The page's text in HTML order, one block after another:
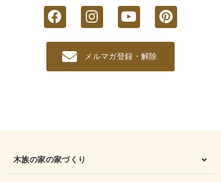
メルマガ登録・解除
木族の家の家づくり